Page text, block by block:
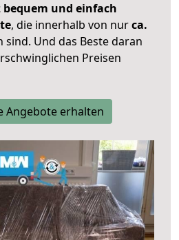
bequem und einfach
, die innerhalb von nurca.
sind. Und das Beste daran
Preisen
Angebote erhalten